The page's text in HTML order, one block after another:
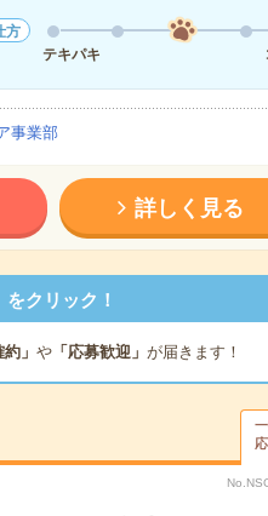
方
テキパキ
事業部
詳しく見る
クリック！
」 や「応募歓迎」 が届きます！